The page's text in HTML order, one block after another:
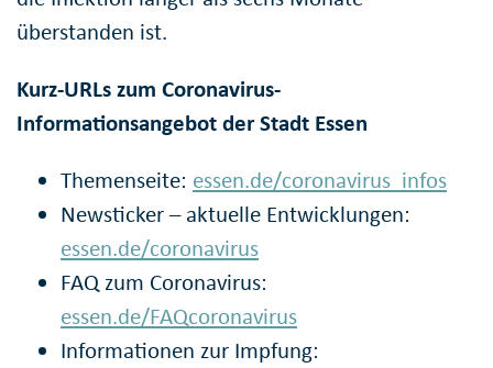
überstanden ist.
Kurz-URLs zum Coronavirus-
Informationsangebot der Stadt Essen
Themenseite: essen.de/coronavirus_infos
Newsticker – aktuelle Entwicklungen:
essen.de/coronavirus
FAQ zum Coronavirus:
essen.de/FAQcoronavirus
Informationen zur Impfung: